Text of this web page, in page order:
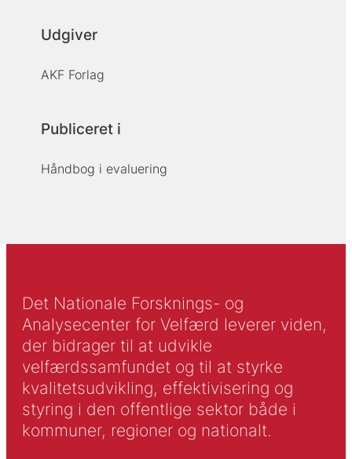
Udgiver
AKF Forlag
Publiceret i
Håndbog i evaluering
Det Nationale Forsknings- og
Analysecenter for Velfærd leverer viden,
der bidrager til at udvikle
velfærdssamfundet og til at styrke
kvalitetsudvikling, effektivisering og
styring i den offentlige sektor både i
kommuner, regioner og nationalt.